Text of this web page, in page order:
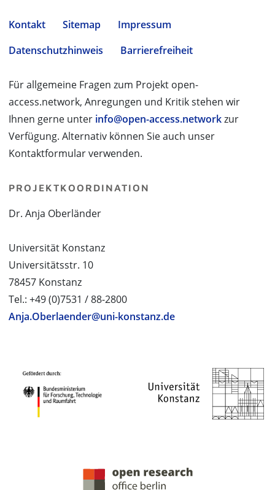
Kontakt Sitemap
Impressum
Datenschutzhinweis
Barrierefreiheit
Für allgemeine Fragen zum Projekt open-
access.network, Anregungen und Kritik stehen wir
Ihnen gerne unter info@open-access.networkzur
Verfügung. Alternativ können Sie auch unser
Kontaktformular verwenden.
PROJEKTKOORDINATION
Dr. Anja Oberländer
Universität Konstanz
Universitätsstr. 10
78457 Konstanz
Tel.: +49 (0)7531 / 88-2800
Anja.Oberlaender@uni-konstanz.de